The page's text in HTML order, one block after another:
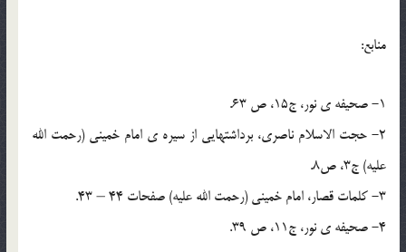
منابع:
1- صحیفه ی نور، ج15، ص 63.
2- حجت الاسلام ناصری، برداشتهایی از سیره ی امام خمینی (رحمت الله
علیه) ج3، ص8.
3- کلمات قصار، امام خمینی (رحمت الله علیه) صفحات 44 – 43.
4- صحیفه ی نور، ج11، ص 39.